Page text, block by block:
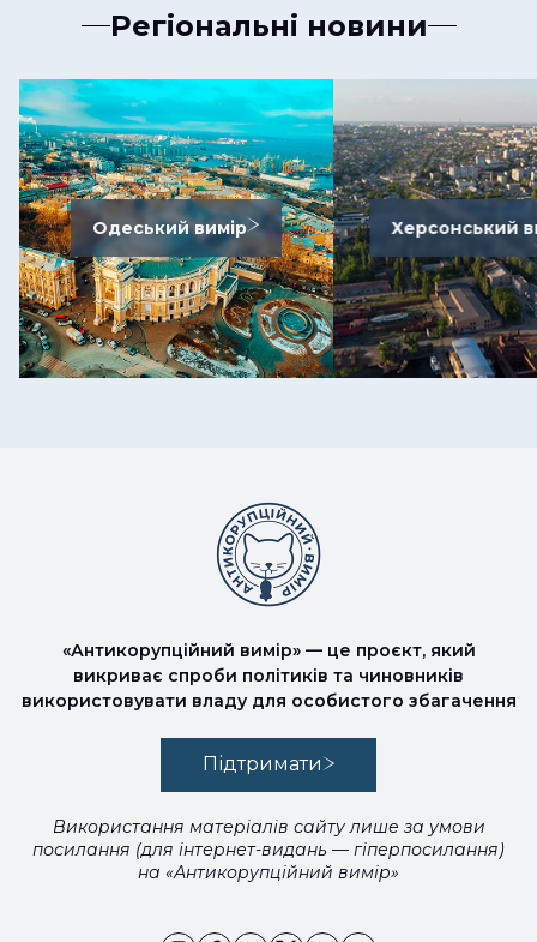
Регіональні новини
Одеський вимір Херсонський
«Антикорупційний вимір» — це проєкт, який
викриває спроби політиків та чиновників
використовувати владу для особистого збагачення
Підтримати
Використання матеріалів сайту лише за умови
посилання (для інтернет-видань — гіперпосилання)
на «Антикорупційний вимір»